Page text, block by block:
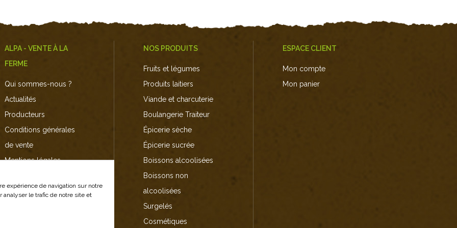
ALPA - VENTE À LA
FERME
Qui sommes-nous ?
Actualités
Producteurs
Conditions générales
de vente
Mentions légales
Plan du site
NOS PRODUITS
Fruits et légumes
Produits laitiers
Viande et charcuterie
Boulangerie Traiteur
Épicerie sèche
Épicerie sucrée
Boissons alcoolisées
Boissons non
alcoolisées
Surgelés
Cosmétiques
ESPACE CLIENT
Mon compte
Mon panier
expérience de navigation sur notre
le trafic de notre site et